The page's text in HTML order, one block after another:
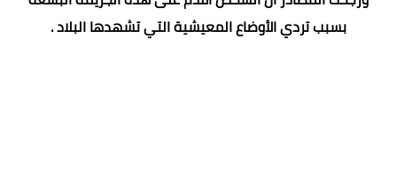
بسبب تردي الأوضاع المعيشية التي تشهدها البلاد .